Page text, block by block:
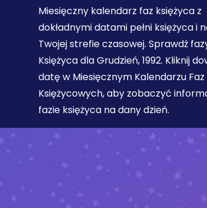
Miesięczny kalendarz faz księżyca z
dokładnymi datami pełni księżyca i
Twojej strefie czasowej. Sprawdź
Księżyca dla Grudzień, 1992. Kliknij
datę w Miesięcznym Kalendarzu Faz
Księżycowych, aby zobaczyć
fazie księżyca na dany dzień.